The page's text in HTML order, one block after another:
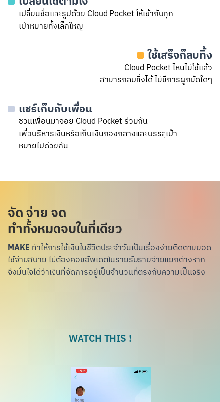
เปลี่ยนชื่อและรูปด้วย Cloud Pocket ให้เข้ากับทุก
เป้าหมายทั้งเล็กใหญ่
ใช้เสร็จก็ลบทิ้ง
Cloud Pocket ไหนไม่ใช้แล้ว
สามารถลบทิ้งได้ ไม่มีการผูกมัดใดๆ
แชร์เก็บกับเพื่อน
ชวนเพื่อนมาจอย Cloud Pocket ร่วมกัน
เพื่อบริหารเงินหรือเก็บเงินกองกลางและบรรลุเป้า
หมายไปด้วยกัน
จัด จ่าย จด
ทำทั้งหมดจบในที่เดียว
MAKE ทำให้การใช้เงินในชีวิตประจำวันเป็นเรื่องง่ายติดตามยอด
ใช้จ่ายสบาย ไม่ต้องคอยอัพเดตในรายรับรายจ่ายแยกต่างหาก
จึงมั่นใจได้ว่าเงินที่จัดการอยู่เป็นจำนวนที่ตรงกับความเป็นจริง
WATCH THIS !